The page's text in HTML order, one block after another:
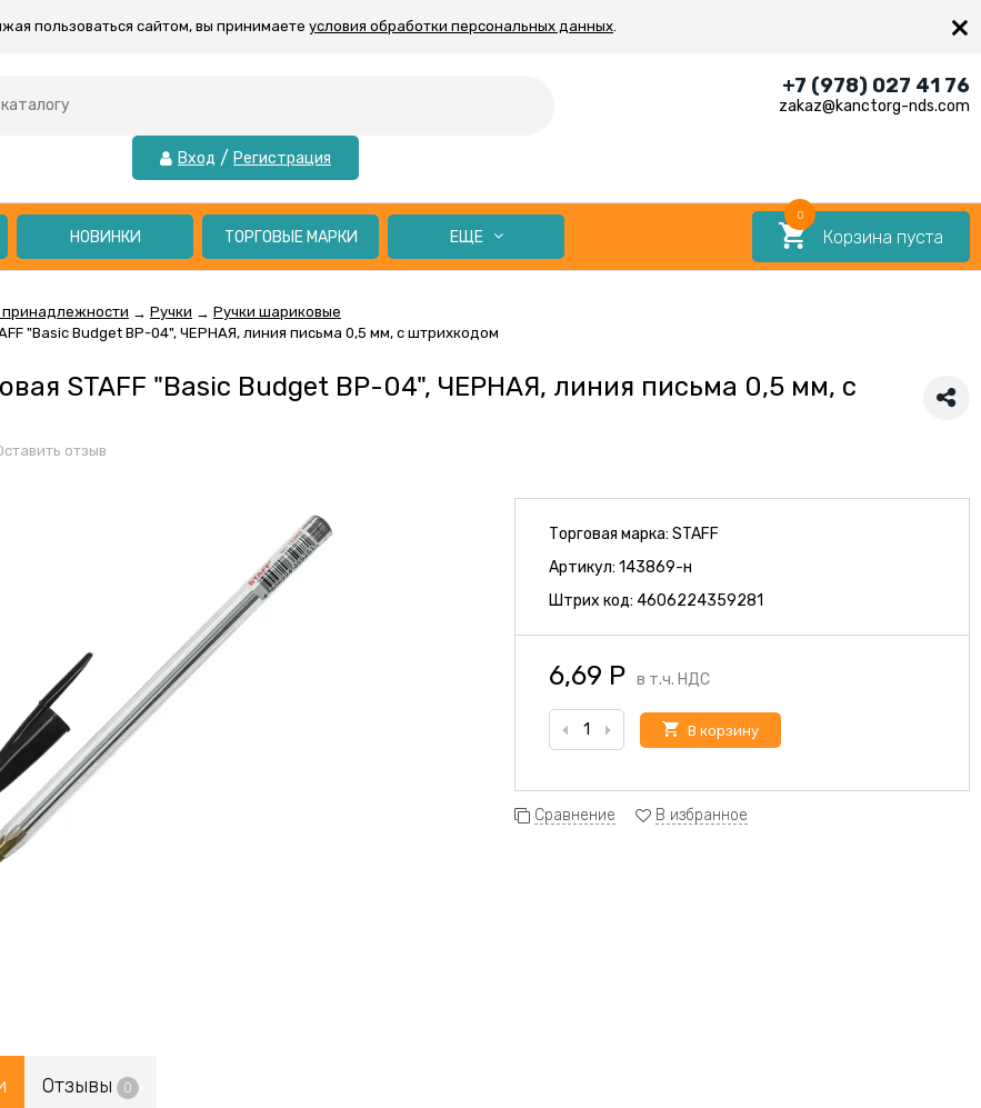
пользоваться сайтом, вы принимаете условия обработки персональных данных. ×
Вход / Регистрация
+7 (978) 027 41 76
zakaz@kanctorg-nds.com
Корзина пуста
0
НОВИНКИ ТОРГОВЫЕ МАРКИ ЕЩЕ
→ Ручки → Ручки шариковые
"Basic Budget BP-04", ЧЕРНАЯ, линия письма 0,5 мм, с штрихкодом
STAFF "Basic Budget BP-04", ЧЕРНАЯ, линия письма 0,5 мм, с
отзыв
Торговая марка:STAFF
Артикул:143869-н
Штрих код:4606224359281
6,69 Р в т.ч. НДС
В корзину
Сравнение В избранное
Отзывы 0